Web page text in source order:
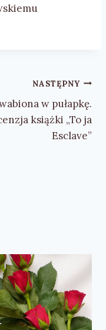
NASTĘPNY
w pułapkę.
książki „To ja
Esclave”